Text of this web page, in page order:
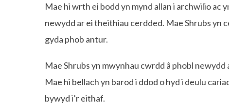
Mae hi wrth ei bodd yn mynd allan i archwilio ac
newydd ar ei theithiau cerdded. Mae Shrubs yn
gyda phob antur.
Mae Shrubs yn mwynhau cwrdd â phobl
Mae hi bellach yn barod i ddod o hyd i deulu
bywyd i’r eithaf.